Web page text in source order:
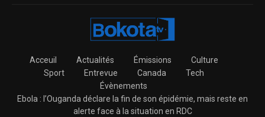
Acceuil Actualités Émissions
Culture
Sport
Entrevue Canada
Tech
Évènements
Ebola : l’Ouganda déclare la fin de son épidémie, mais reste en
alerte face à la situation en RDC